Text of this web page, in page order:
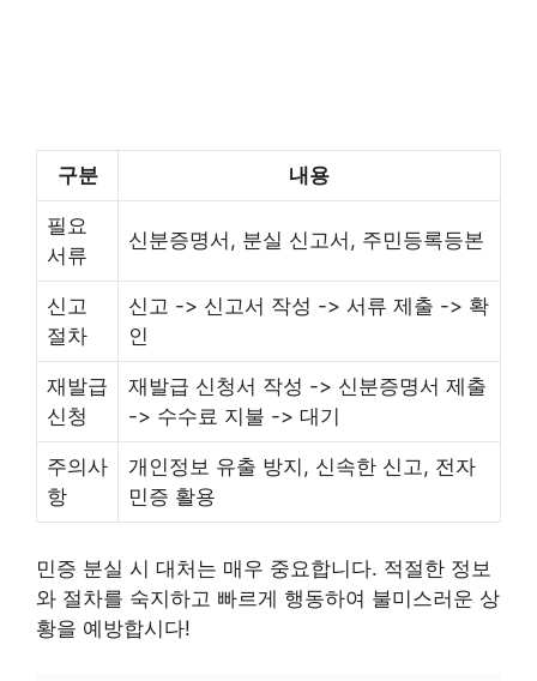
구분 내용
필요
서류
신분증명서, 분실 신고서, 주민등록등본
신고
절차
신고 -> 신고서 작성 -> 서류 제출 -> 확
인
재발급
신청
재발급 신청서 작성 -> 신분증명서 제출
-> 수수료 지불 -> 대기
주의사
항
개인정보 유출 방지, 신속한 신고, 전자
민증 활용
민증 분실 시 대처는 매우 중요합니다. 적절한 정보
와 절차를 숙지하고 빠르게 행동하여 불미스러운 상
황을 예방합시다!